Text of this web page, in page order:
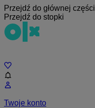
Przejdź do głównej części
Przejdź do stopki
Twoje konto